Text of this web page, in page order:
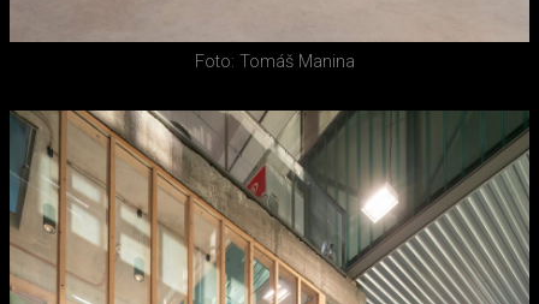
Foto: Tomáš Manina